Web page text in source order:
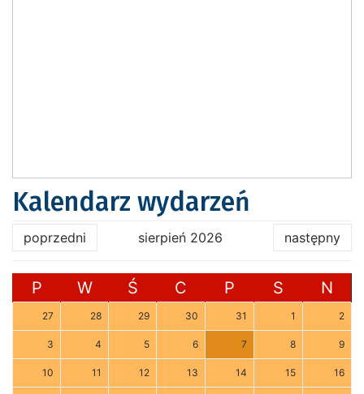
Kalendarz wydarzeń
poprzedni sierpień 2026 następny
P W Ś C P S N
27 28 29 30 31 1 2
3 4 5 6 7 8 9
10 11 12 13 14 15 16